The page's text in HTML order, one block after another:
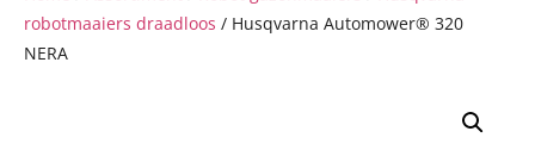
robotmaaiers draadloos / Husqvarna Automower® 320
NERA